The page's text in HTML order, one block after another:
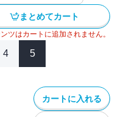
まとめてカート
ツはカートに追加されません。
4 5
カートに入れる